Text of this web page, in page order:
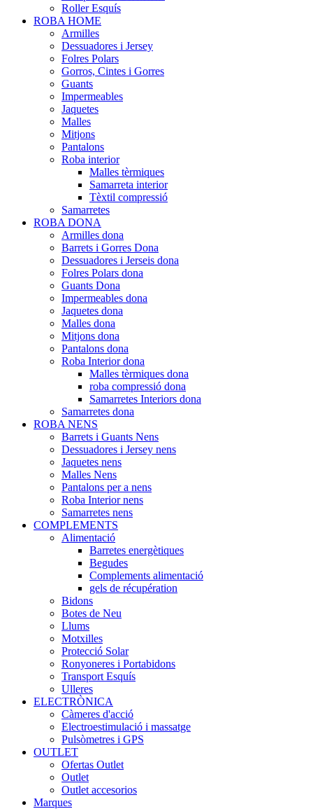
Roller Esquís
ROBA HOME
Armilles
Dessuadores i Jersey
Folres Polars
Gorros, Cintes i Gorres
Guants
Impermeables
Jaquetes
Malles
Mitjons
Pantalons
Roba interior
Malles tèrmiques
Samarreta interior
Tèxtil compressió
Samarretes
ROBA DONA
Armilles dona
Barrets i Gorres Dona
Dessuadores i Jerseis dona
Folres Polars dona
Guants Dona
Impermeables dona
Jaquetes dona
Malles dona
Mitjons dona
Pantalons dona
Roba Interior dona
Malles tèrmiques dona
roba compressió dona
Samarretes Interiors dona
Samarretes dona
ROBA NENS
Barrets i Guants Nens
Dessuadores i Jersey nens
Jaquetes nens
Malles Nens
Pantalons per a nens
Roba Interior nens
Samarretes nens
COMPLEMENTS
Alimentació
Barretes energètiques
Begudes
Complements alimentació
gels de récupération
Bidons
Botes de Neu
Llums
Motxilles
Protecció Solar
Ronyoneres i Portabidons
Transport Esquís
Ulleres
ELECTRÒNICA
Càmeres d'acció
Electroestimulació i massatge
Pulsòmetres i GPS
OUTLET
Ofertas Outlet
Outlet
Outlet accesorios
Marques